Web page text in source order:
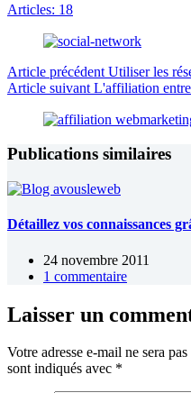
Articles: 18
Article précédent Utiliser les
Article suivant L'affiliation entre
Publications similaires
Détaillez vos connaissances
24 novembre 2011
1 commentaire
Laisser un
Votre adresse e-mail ne sera
sont indiqués avec *